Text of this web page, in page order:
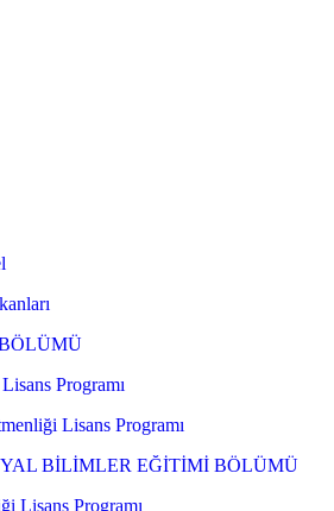
Programı
Lisans Programı
BİLİMLER EĞİTİMİ BÖLÜMÜ
Lisans Programı